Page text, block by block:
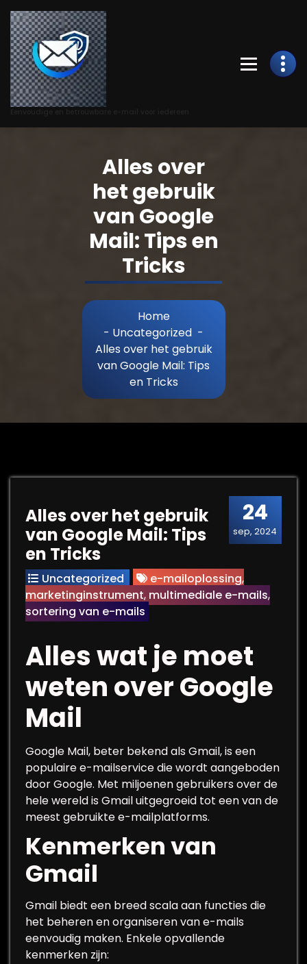
Skip
to
Content
Alles over
het gebruik
van Google
Mail: Tips en
Tricks
Home
- Uncategorized -
Alles over het gebruik
van Google Mail: Tips
en Tricks
24
sep, 2024
Alles over het gebruik
van Google Mail: Tips
en Tricks
Uncategorized e-mailoplossing,
marketinginstrument, multimediale e-mails,
sortering van e-mails
Alles wat je moet
weten over Google
Mail
Google Mail, beter bekend als Gmail, is een
populaire e-mailservice die wordt aangeboden
door Google. Met miljoenen gebruikers over de
hele wereld is Gmail uitgegroeid tot een van de
meest gebruikte e-mailplatforms.
Kenmerken van
Gmail
Gmail biedt een breed scala aan functies die
het beheren en organiseren van e-mails
eenvoudig maken. Enkele opvallende
kenmerken zijn: